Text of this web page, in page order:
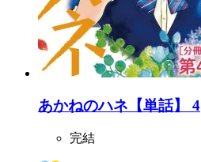
あかねのハネ【単話】 4
完結